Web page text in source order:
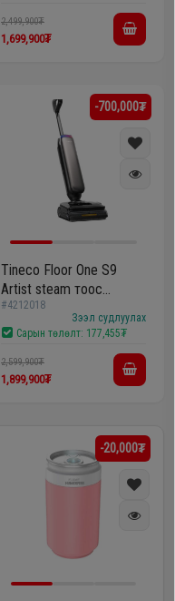
2,499,900₮
1,699,900₮
-700,000₮
Tineco Floor One S9
Artist steam тоос
сорогч болон шал
угаагч
#4212018
Зээл судлуулах
Сарын төлөлт: 177,455₮
2,599,900₮
1,899,900₮
-20,000₮